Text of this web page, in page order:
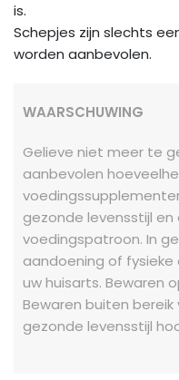
is.
Schepjes zijn slechts
worden aanbevolen.
WAARSCHUWING
Gelieve niet meer te
aanbevolen
gezonde levensstijl
voedingspatroon. In
aandoening of
uw huisarts. Bewaren
Bewaren buiten bereik
gezonde levensstijl